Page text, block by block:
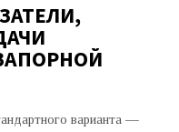
варианта —